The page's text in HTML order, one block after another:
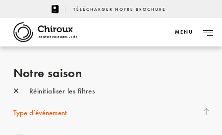
TÉLÉCHARGER NOTRE BROCHURE
CENTRE CULTUREL - LIÈGE
MENU
Notre saison
Réinitialiser les filtres
Type d’événement